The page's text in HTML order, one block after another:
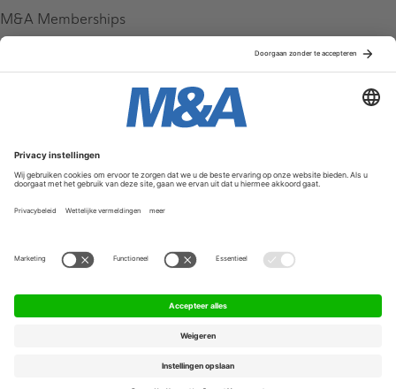
M&A Memberships
Service & Contact
Contact
FAQ
Werken bij ons
Algemene Voorwaarden